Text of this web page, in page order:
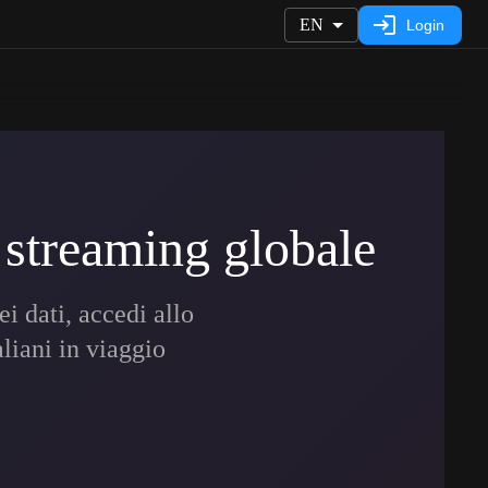
EN Login
globale
dati, accedi allo
in viaggio